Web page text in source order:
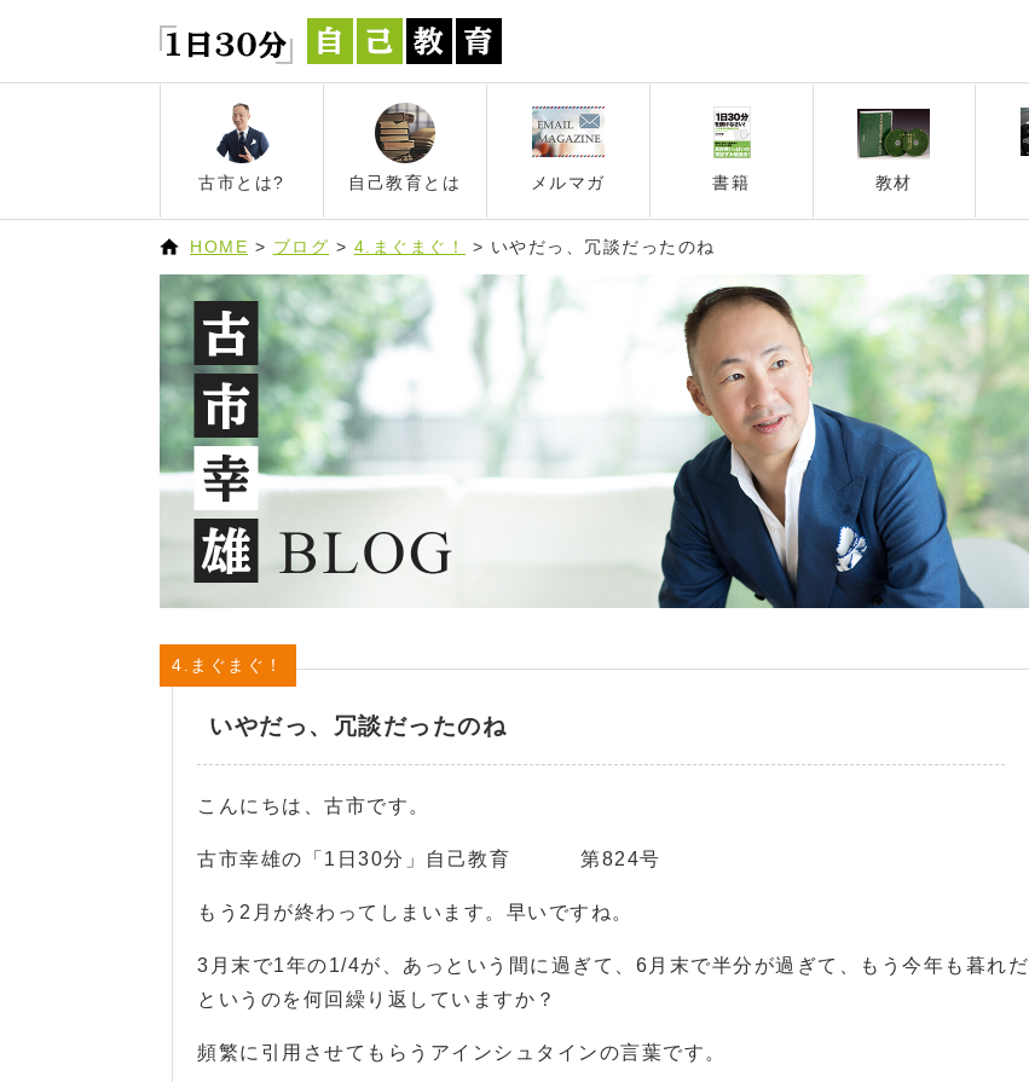
古市とは? 自己教育とは メルマガ 書籍 教材
HOME > ブログ > 4.まぐまぐ！ > いやだっ、冗談だったのね
4.まぐまぐ！
いやだっ、冗談だったのね
こんにちは、古市です。
古市幸雄の「1日30分」自己教育 第824号
もう2月が終わってしまいます。早いですね。
3月末で1年の1/4が、あっという間に過ぎて、6月末で半分が過ぎて、もう今年も暮れだ
というのを何回繰り返していますか？
頻繁に引用させてもらうアインシュタインの言葉です。